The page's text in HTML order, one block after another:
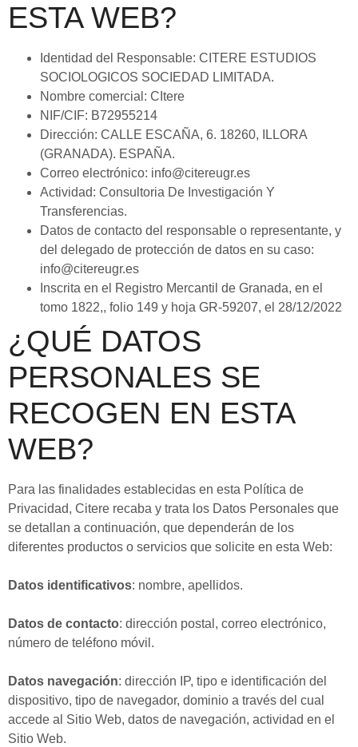
ESTA WEB?
Identidad del Responsable: CITERE ESTUDIOS
SOCIOLOGICOS SOCIEDAD LIMITADA.
Nombre comercial: CItere
NIF/CIF: B72955214
Dirección: CALLE ESCAÑA, 6. 18260, ILLORA
(GRANADA). ESPAÑA.
Correo electrónico: info@citereugr.es
Actividad: Consultoria De Investigación Y
Transferencias.
Datos de contacto del responsable o representante, y
del delegado de protección de datos en su caso:
info@citereugr.es
Inscrita en el Registro Mercantil de Granada, en el
tomo 1822,, folio 149 y hoja GR-59207, el 28/12/2022
¿QUÉ DATOS
PERSONALES SE
RECOGEN EN ESTA
WEB?
Para las finalidades establecidas en esta Política de
Privacidad, Citere recaba y trata los Datos Personales que
se detallan a continuación, que dependerán de los
diferentes productos o servicios que solicite en esta Web:
Datos identificativos: nombre, apellidos.
Datos de contacto: dirección postal, correo electrónico,
número de teléfono móvil.
Datos navegación: dirección IP, tipo e identificación del
dispositivo, tipo de navegador, dominio a través del cual
accede al Sitio Web, datos de navegación, actividad en el
Sitio Web.